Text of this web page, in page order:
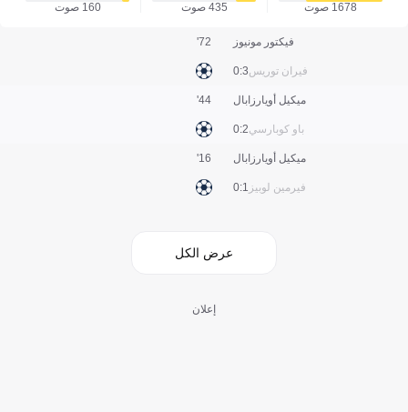
1678 صوت
435 صوت
160 صوت
فيكتور مونيوز
فيران توريس3:0
72'
ميكيل أويارزابال
باو كوبارسي2:0
44'
ميكيل أويارزابال
فيرمين لوبيز 1:0
16'
عرض الكل
إعلان